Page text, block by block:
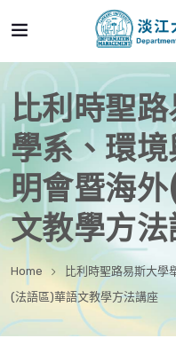
比利時聖
學系、環
明會暨海
文教學方
Home
比利時聖路易斯大學
(法語區)華語文教學方法講座